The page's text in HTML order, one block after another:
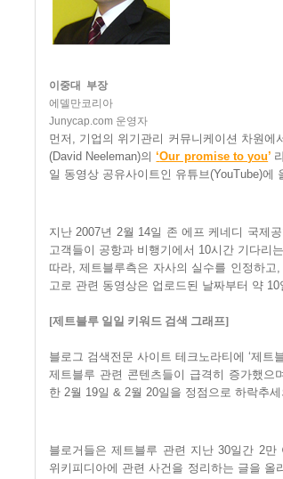
이중대 부장
에델만코리아
Junycap.com 운영자
먼저
기업의 위기관리 커뮤니케이션 차원에
(David Neeleman)의 ‘Our promise to you’
일 동영상 공유사이트인 유튜브(YouTube)에
지난 2007년 2월 14일 존 에프 케네디 국제
고객들이
공항과 비행기에서 10시간 기다리는
따라,제트블루측은 자사의 실수를 인정하고
고로 관련 동영상은 업로드된 날짜부터 약 10
[제트블루 일일 키워드 검색 그래프]
블로그 검색전문 사이트 테크노라티에 ‘제트
제트블루 관련 콘텐츠들이 급격히 증가했으며
한 2월 19일 & 2월 20일을 정점으로 하락추세
블로거들은 제트블루 관련 지난 30일간 2만
위키피디아에
관련 사건을 정리하는 글을 올